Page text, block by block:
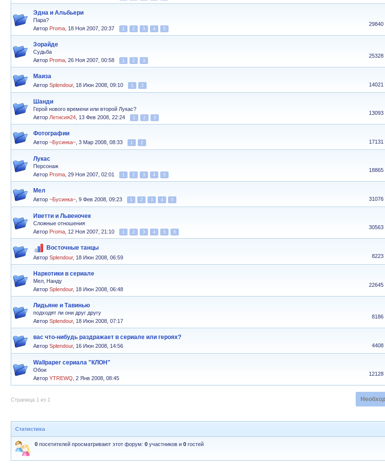
Эдна и Альбьери
Пара?
Автор Proma 18 Ноя 2007, 20:37 1 2 3 4 5
Зорайде
Судьба
Автор Proma 26 Ноя 2007, 00:58 1 2 3
Маиза
Автор Splendour, 18 Июн 2008, 09:10 1 2
Шанди
Герой нового времени или второй Лукас?
Автор Летисия24 13 Фев 2008, 22:24 1 2 3
Фотографии
Автор ~Бусинка~ 3 Мар 2008, 08:33 1 2
Лукас
Персонаж
Автор Proma 29 Ноя 2007, 02:01 1 2 3 4 5
Мел
Автор ~Бусинка~ 9 Фев 2008, 09:23 1 2 3 4 5
Иветти и Львеночек
Сложные отношения
Автор Proma 12 Ноя 2007, 21:10 1 2 3 4 5 6
Восточные танцы
Автор Splendour, 18 Июн 2008, 06:59
8223
Наркотики в сериале
Мел, Нанду
Автор Splendour, 18 Июн 2008, 06:48
Лидьяне и Тавинью
подходят ли они друг другу
Автор Splendour, 18 Июн 2008, 07:17
8186
вас что-нибудь раздражает в сериале или героях?
Автор Splendour, 16 Июн 2008, 14:56
4408
Wallpaper сериала "КЛОН"
Обои
Автор YTREWQ 2 Янв 2008, 08:45
Страница 1 из 1
Статистика
0 посетителей просматривают этот форум: 0 участников и 0 гостей